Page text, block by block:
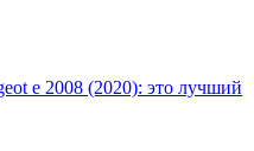
e 2008 (2020): это лучший